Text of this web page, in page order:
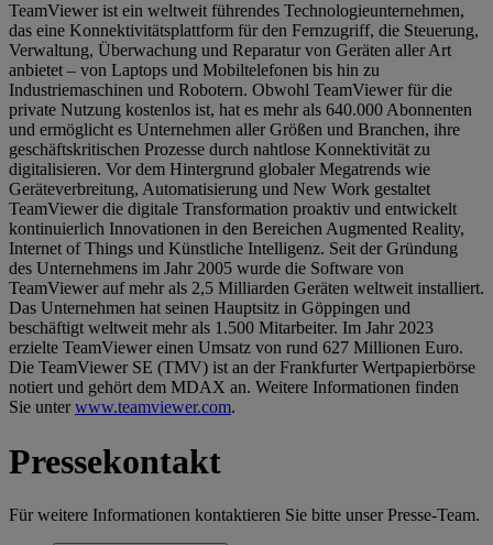
TeamViewer ist ein weltweit führendes Technologieunternehmen,
das eine Konnektivitätsplattform für den Fernzugriff, die Steuerung,
Verwaltung, Überwachung und Reparatur von Geräten aller Art
anbietet – von Laptops und Mobiltelefonen bis hin zu
Industriemaschinen und Robotern. Obwohl TeamViewer für die
private Nutzung kostenlos ist, hat es mehr als 640.000 Abonnenten
und ermöglicht es Unternehmen aller Größen und Branchen, ihre
geschäftskritischen Prozesse durch nahtlose Konnektivität zu
digitalisieren. Vor dem Hintergrund globaler Megatrends wie
Geräteverbreitung, Automatisierung und New Work gestaltet
TeamViewer die digitale Transformation proaktiv und entwickelt
kontinuierlich Innovationen in den Bereichen Augmented Reality,
Internet of Things und Künstliche Intelligenz. Seit der Gründung
des Unternehmens im Jahr 2005 wurde die Software von
TeamViewer auf mehr als 2,5 Milliarden Geräten weltweit installiert.
Das Unternehmen hat seinen Hauptsitz in Göppingen und
beschäftigt weltweit mehr als 1.500 Mitarbeiter. Im Jahr 2023
erzielte TeamViewer einen Umsatz von rund 627 Millionen Euro.
Die TeamViewer SE (TMV) ist an der Frankfurter Wertpapierbörse
notiert und gehört dem MDAX an. Weitere Informationen finden
Sie unterwww.teamviewer.com.
Pressekontakt
Für weitere Informationen kontaktieren Sie bitte unser Presse-Team.